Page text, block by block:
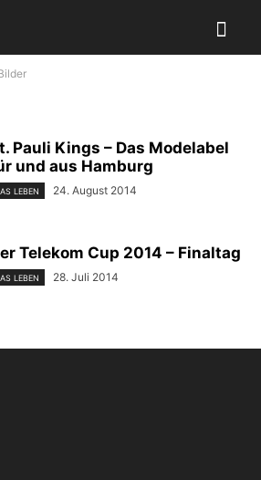
Pauli Kings – Das Modelabel
und aus Hamburg
LEBEN 24. August 2014
Telekom Cup 2014 – Finaltag
LEBEN 28. Juli 2014